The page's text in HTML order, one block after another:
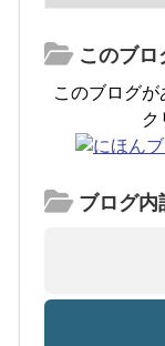
このブロ
このブログ
ク
ブログ内